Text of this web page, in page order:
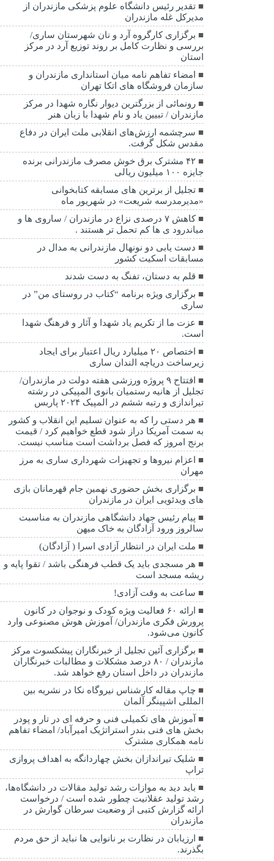
تقدیر رئیس دانشگاه علوم پزشکی مازندران از
مدیرکل غله مازندران
برگزاری کارگروه آرد و نان شهرستان ساری/
بررسی و نظارت کامل بر روند توزیع آرد در مرکز
استان
امضاء تفاهم نامه میان استانداری مازندران و
سازمان فروشگاه های اتکا تهران
رونمائی از بزرگترین دیوار نگاره شهدا در مرکز
مازندران / تبیین یاد و نام شهدا با زبان هنر
سرچشمه ارزش‌های انقلابی ملت ایران در دفاع
مقدس شکل گرفت.
۴۲ مشترک برق خوش مصرف مازندرانی برنده
جایزه ۱۰۰ میلیون ریالی
تجلیل از برترین های مسابقه کتابخوانی
«مدیرمدرسه شریعت» در شهریور ماه
کاهش ۷ درصدی نزاع در مازندران / ساروی ها و
میاندرود ی ها کم تحمل تر هستند‌ .
دست یابی دو نونهال مازندرانی به مدال در
مسابقات اسکیت کشور
قلم به دستان، تفنگ به دست شدند
برگزاری ویژه برنامه “کتاب در روستای من” در
ساری
عزت ما از تکریم یاد شهدا و آثار و فرهنگ شهدا
است.
اختصاص ۲۰ میلیارد ریال اعتبار برای ایجاد
زیرساخت دریاچه الندان ساری
افتتاح ۹ پروژه ورزشی هفته دولت در مازندران/
تجلیل از هانیه رستمیان بانوی المپیکی در رشته
تیراندازی و رتبه ششم در المپیک ۲۰۲۴ پاربس
هر دستی را که به عنوان تسلیم این انقلاب و کشور
به سمت آمريکا دراز شود قطع خواهیم کرد / قیمت
برنج امروز که فصل برداشت است مناسب نیست.
اعزام نیروها و تجهیزات شهرداری ساری به مرز
مهران
برگزاری بخش حضوری نهمین جام قهرمانان بازی
های ویدئویی ایران در مازندران
پیام رئیس جهاد دانشگاهی مازندران به مناسبت
سالروز ورود آزادگان به خاک میهن
ملت ایران در انتظار آزادی اسرا ( آزادگان)
هر مسجدی باید یک قطب فرهنگی باشد / تقوا پایه و
ریشه مسجد است
ساعت به وقت آزادی!
ارائه ۶۰ فعالیت ویژه کودک و نوجوان در کانون
پرورش فکری مازندران/ آموزش هوش مصنوعی وارد
کانون می‌شود.
برگزاری آئین تجلیل از خبرنگاران پیشکسوت مرکز
مازندران / ۸۰ درصد مشکلات و مطالبات خبرنگاران
مازندران در داخل استان رفع خواهد شد.
چاپ مقاله کارشناس نيروگاه نكا در نشریه بین
المللی اشپینگر آلمان
آموزش های تکمیلی فنی و حرفه ای در تار و پودر
بخش های فنی بندر استراتژیک امیرآباد/ امضاء تفاهم
نامه همکاری مشترک
شلیک تیراندازان بخش چهاردانگه به اهداف پروازی
تراپ
باید دید به موازات رشد تولید مقالات در دانشگاه‌ها،
رشد تولید عقلانیت چطور شده است / درخواست
ارائه گزارش کتبی از وضعیت سرطان گوارش در
مازندران
ارزیابان در نظارت بر نانوایی ها نباید از حق مردم
بگذرند.